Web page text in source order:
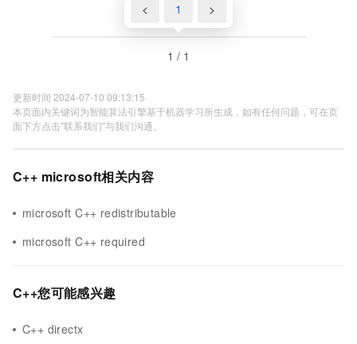
< 1 >
1 / 1
更新时间 2024-07-10 09:13:15
本页面内关键词为智能算法引擎基于机器学习所生成，如有任何问题，可在页
面下方点击"联系我们"与我们沟通。
C++ microsoft相关内容
microsoft C++ redistributable
microsoft C++ required
C++您可能感兴趣
C++ directx